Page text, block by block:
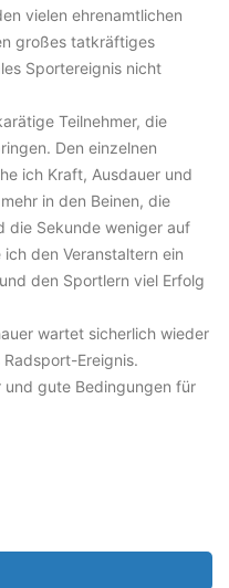
vielen ehrenamtlichen
großes tatkräftiges
Sportereignis nicht
Teilnehmer, die
Den einzelnen
ich Kraft, Ausdauer und
in den Beinen, die
die Sekunde weniger auf
den Veranstaltern ein
den Sportlern viel Erfolg
wartet sicherlich wieder
Ereignis.
gute Bedingungen für